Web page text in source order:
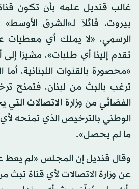
غالب قنديل علمه بأن تكون
بيروت، قائلاً لـ«الشرق
الرسمي، «لا يملك أي معطيات
تقدم إلينا أي طلبات»، مشيرًا
«محصورة بالقنوات اللبنانية، أما
ترغب بالبث من لبنان، فتمنح
الفضائي من وزارة الاتصالات
الوطني بالترخيص الذي تمنحه لأي
ما لم يحصل».
وقال قنديل إن المجلس «لم
عن وزارة الاتصالات لأي قناة تبث